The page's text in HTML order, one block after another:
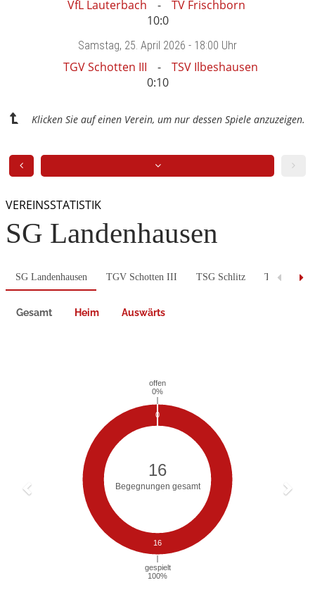
VfL Lauterbach
TV Frischborn
10:0
Samstag, 25. April 2026 - 18:00 Uhr
TGV Schotten III
TSV Ilbeshausen
0:10
Klicken Sie auf einen Verein, um nur dessen Spiele anzuzeigen.
VEREINSSTATISTIK
SG Landenhausen
SG Landenhausen TGV Schotten III TSG Schlitz TSV
Gesamt Heim Auswärts